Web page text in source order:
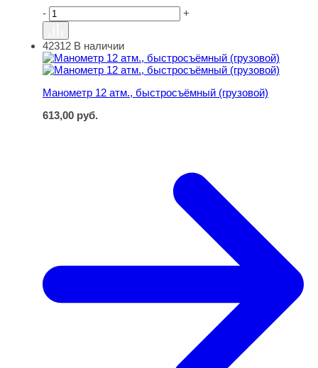
- +
Манометр 12 атм., быстросъёмный (грузовой)
42312 В наличии
Манометр 12 атм., быстросъёмный (грузовой)
613,00 руб.